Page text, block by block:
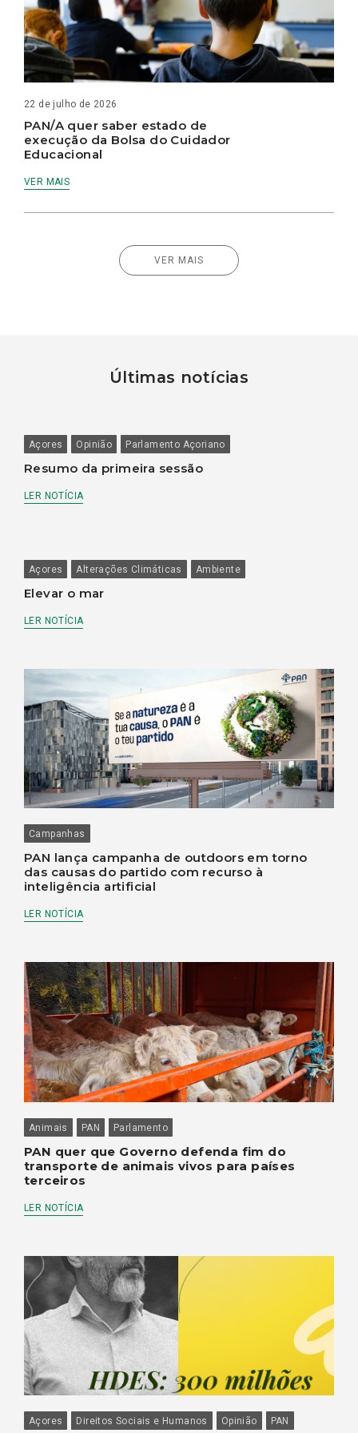
22 de julho de 2026
PAN/A quer saber estado de
execução da Bolsa do Cuidador
Educacional
VER MAIS
VER MAIS
Últimas notícias
Açores Opinião Parlamento Açoriano
Resumo da primeira sessão
LER NOTÍCIA
Açores Alterações Climáticas Ambiente
Elevar o mar
LER NOTÍCIA
Campanhas
PAN lança campanha de outdoors em torno
das causas do partido com recurso à
inteligência artificial
LER NOTÍCIA
Animais PAN Parlamento
PAN quer que Governo defenda fim do
transporte de animais vivos para países
terceiros
LER NOTÍCIA
Açores Direitos Sociais e Humanos Opinião PAN